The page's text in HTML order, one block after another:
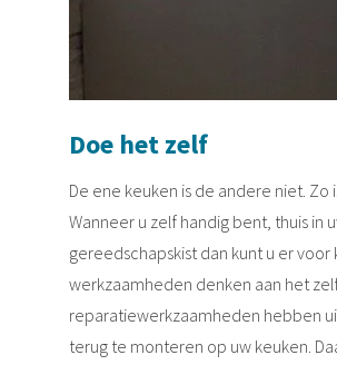
Doe het zelf
De ene keuken is de andere niet.
Wanneer u zelf handig bent, thuis
gereedschapskist dan kunt u er
werkzaamheden denken aan het
reparatiewerkzaamheden hebben
terug te monteren op uw keuken.